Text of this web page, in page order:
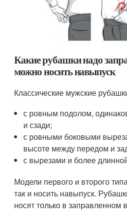
Какие рубашки надо
можно носить навыпуск
Классические мужские
с ровным подолом,
и сзади;
с ровными боковыми
высоте между передом и
с вырезами и более
Модели первого и второго
так и носить навыпуск.
носят только в заправленном